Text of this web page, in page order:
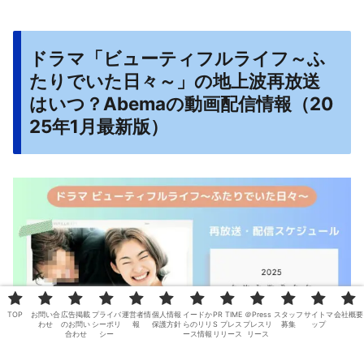
ドラマ「ビューティフルライフ～ふ
たりでいた日々～」の地上波再放送
はいつ？Abemaの動画配信情報（20
25年1月最新版）
TOP
お問い合
わせ
広告掲載
のお問い
合わせ
プライバ
シーポリ
シー
運営者情
報
個人情報
保護方針
イードか
らのリリ
ース情報
PR TIME
S プレス
リリース
＠Press
プレスリ
リース
スタッフ
募集
サイトマ
ップ
会社概要